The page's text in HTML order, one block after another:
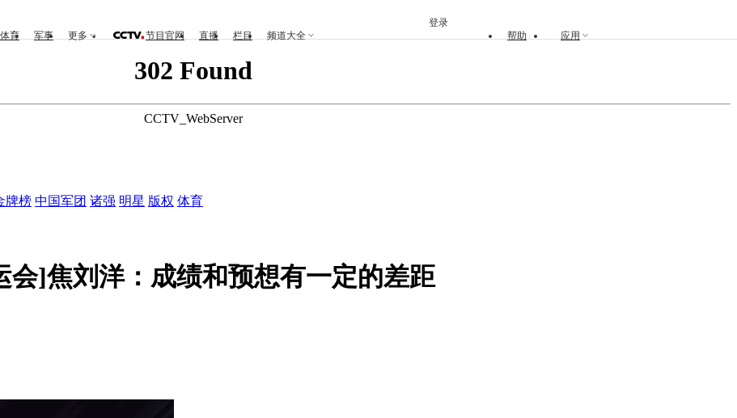
体育 军事 更多 节目官网 直播 栏目 频道大全 帮助 应用
登录
302 Found
CCTV_WebServer
牌榜 中国军团 诸强 明星 版权 体育
会]焦刘洋：成绩和预想有一定的差距